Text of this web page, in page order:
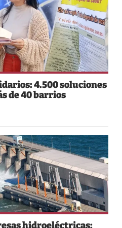
4.500 soluciones
de 40 barrios
hidroeléctricas: